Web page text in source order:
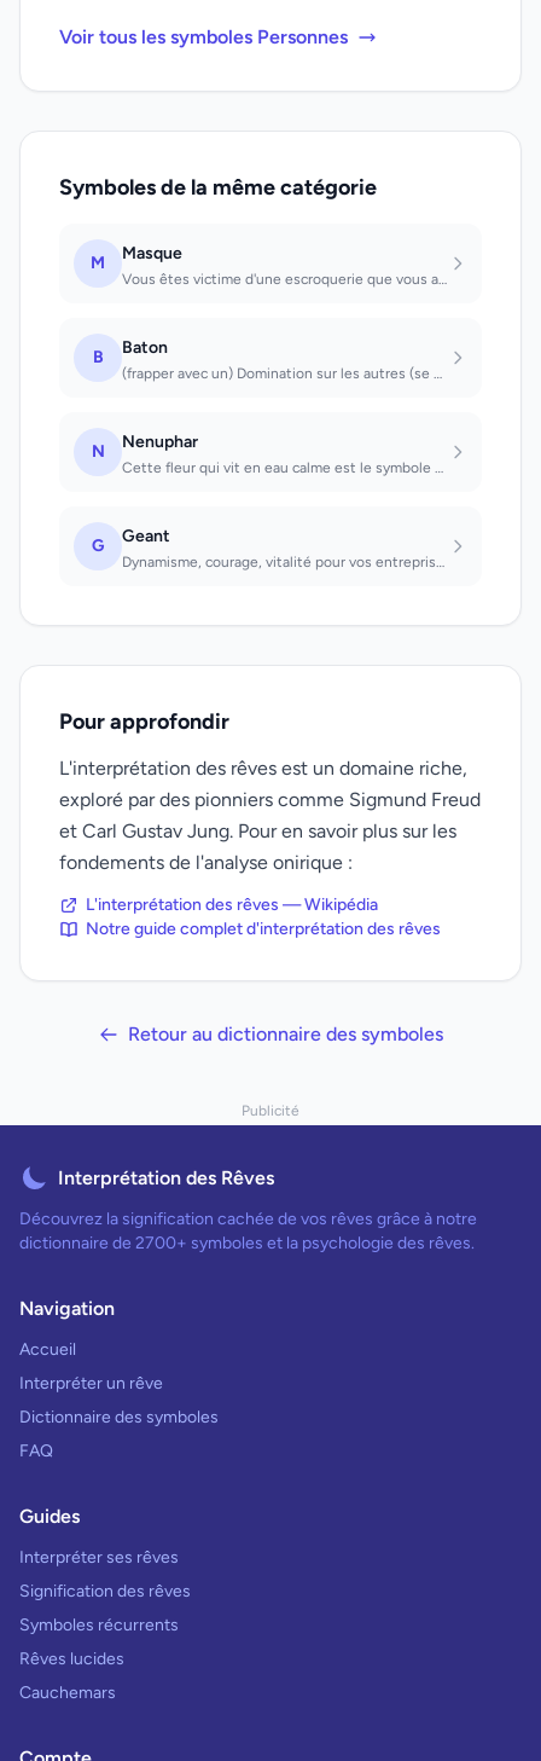
Voir tous les symboles Personnes
Symboles de la même catégorie
M Masque
Vous êtes victime d'une escroquerie que vous allez découvrir bientôt
B Baton
(frapper avec un) Domination sur les autres (se promener à l'aide d'un) Ennuis,...
N Nenuphar
Cette fleur qui vit en eau calme est le symbole de l'amitié vraie
G Geant
Dynamisme, courage, vitalité pour vos entreprises
Pour approfondir
L'interprétation des rêves est un domaine riche,
exploré par des pionniers comme Sigmund Freud
et Carl Gustav Jung. Pour en savoir plus sur les
fondements de l'analyse onirique :
L'interprétation des rêves — Wikipédia
Notre guide complet d'interprétation des rêves
Retour au dictionnaire des symboles
Publicité
Interprétation des Rêves
Découvrez la signification cachée de vos rêves grâce à notre
dictionnaire de 2700+ symboles et la psychologie des rêves.
Navigation
Accueil
Interpréter un rêve
Dictionnaire des symboles
FAQ
Guides
Interpréter ses rêves
Signification des rêves
Symboles récurrents
Rêves lucides
Cauchemars